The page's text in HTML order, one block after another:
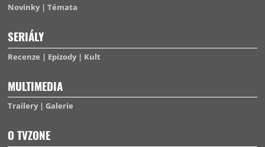
Novinky Témata
SERIÁLY
Recenze Epizody Kult
MULTIMEDIA
Trailery Galerie
O TVZONE